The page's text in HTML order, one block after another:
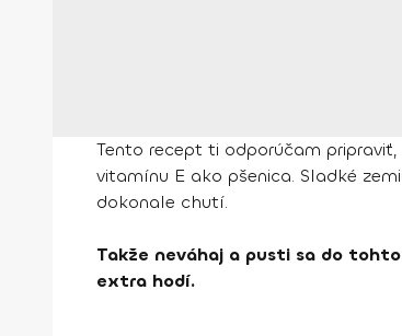
Tento recept ti odporúčam
vitamínu E ako pšenica. Sladké
dokonale chutí.
Takže neváhaj a pusti sa do
extra hodí.